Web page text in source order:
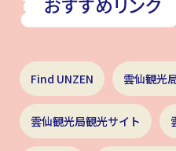
Find UNZEN 雲仙観光
雲仙観光局観光サイト